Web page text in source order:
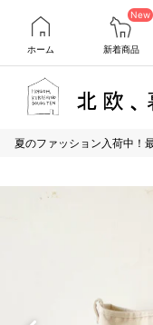
ホーム
New
新着商品
夏のファッション入荷中！